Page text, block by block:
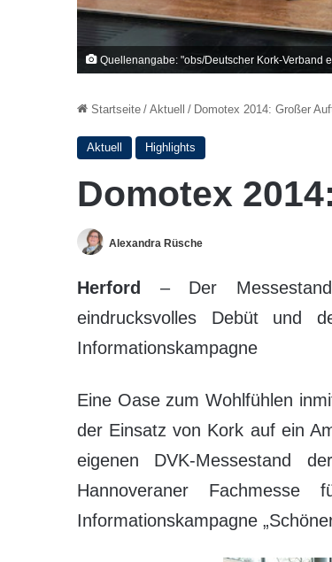
Quellenangabe: "obs/Deutscher Kork-Verband
Startseite / Aktuell / Domotex 2014: Großer
Aktuell Highlights
Domotex
Alexandra Rüsche
Herford
– Der
eindrucksvolles Debüt und
Informationskampagne
Eine Oase zum Wohlfühlen
der Einsatz von Kork auf ein
eigenen DVK-Messestand
Hannoveraner
Informationskampagne